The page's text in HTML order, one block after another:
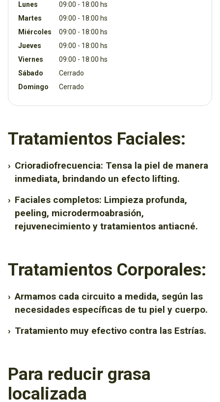
Lunes
09:00 - 18:00 hs
Martes
09:00 - 18:00 hs
Miércoles
09:00 - 18:00 hs
Jueves
09:00 - 18:00 hs
Viernes
09:00 - 18:00 hs
Sábado
Cerrado
Domingo
Cerrado
Tratamientos Faciales:
› Crioradiofrecuencia: Tensa la piel de manera
inmediata, brindando un efecto lifting.
› Faciales completos: Limpieza profunda,
peeling, microdermoabrasión,
rejuvenecimiento y tratamientos antiacné.
Tratamientos Corporales:
› Armamos cada circuito a medida, según las
necesidades específicas de tu piel y cuerpo.
› Tratamiento muy efectivo contra las Estrías.
Para reducir grasa
localizada